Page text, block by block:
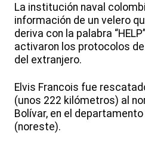
La institución naval
información de un velero
deriva con la palabra
activaron los protocolos
del extranjero.
Elvis Francois fue
(unos 222 kilómetros) al
Bolívar, en el departamento
(noreste).